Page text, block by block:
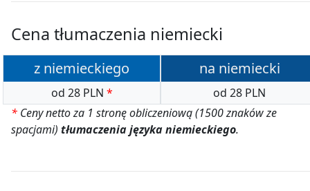
Cena tłumaczenia niemiecki
z niemieckiego
od 28 PLN *
na niemiecki
od 28 PLN
* Ceny netto za 1 stronę obliczeniową (1500 znaków ze
spacjami) tłumaczenia języka niemieckiego.